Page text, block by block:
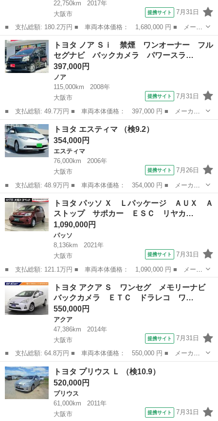
22,750km
2017年
大阪市
提携サイト 7月31日
■ 支払総額: 180.2万円 ■ 車両本体価格： 1,680,000 円 ■ メーカ
ー名： トヨタ ■ 車種名： シエンタ ■ グレード名： ハイブリ
ッドＧ フルセグ メモリーナビ ＤＶＤ再生 バックカメラ 衝突
被害軽減...
大阪 大阪市 シエンタ
トヨタ ノア Ｓｉ 禁煙 ワンオーナー フル
セグナビ バックカメラ パワースラ…
397,000円
ノア
115,000km
2008年
大阪市
提携サイト 7月31日
■ 支払総額: 49.7万円 ■ 車両本体価格： 397,000 円 ■ メーカー
名： トヨタ ■ 車種名： ノア ■ グレード名： Ｓｉ 禁煙 ワ
ンオーナー フルセグナビ バックカメラ パワースライドドア ロ
ーダウン 社...
大阪 大阪市 ノア
トヨタ エスティマ （検9.2）
354,000円
エスティマ
76,000km
2006年
大阪市
提携サイト 7月26日
■ 支払総額: 48.9万円 ■ 車両本体価格： 354,000 円 ■ メーカー
名： トヨタ ■ 車種名： エスティマ ■ グレード名： ■ 排気
量： 2400cc ■ ドア枚数： 5D ■ ミッション： AT ■ 店...
大阪 大阪市 エスティマ
トヨタ パッソ Ｘ Ｌパッケージ ＡＵＸ Ａ
ストップ サポカー ＥＳＣ リヤカ…
1,090,000円
パッソ
8,136km
2021年
大阪市
提携サイト 7月31日
■ 支払総額: 121.1万円 ■ 車両本体価格： 1,090,000 円 ■ メーカ
ー名： トヨタ ■ 車種名： パッソ ■ グレード名： Ｘ Ｌパッ
ケージ ＡＵＸ Ａストップ サポカー ＥＳＣ リヤカメラ ベン
チシート...
大阪 大阪市 パッソ
トヨタ アクア Ｓ ワンセグ メモリーナビ
バックカメラ ＥＴＣ ドラレコ ワ…
550,000円
アクア
47,386km
2014年
大阪市
提携サイト 7月31日
■ 支払総額: 64.8万円 ■ 車両本体価格： 550,000 円 ■ メーカー
名： トヨタ ■ 車種名： アクア ■ グレード名： Ｓ ワンセ
グ メモリーナビ バックカメラ ＥＴＣ ドラレコ ワンオーナー
■ 排気量：...
大阪 大阪市 アクア
トヨタ プリウス Ｌ （検10.9）
520,000円
プリウス
61,000km
2011年
大阪市
提携サイト 7月31日